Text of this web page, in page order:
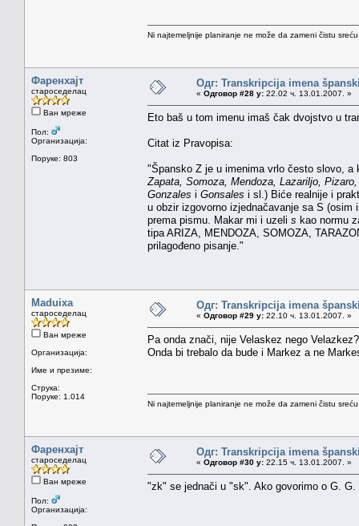
Ni najtemeljnije planiranje ne može da zameni čistu
Фаренхајт
староседелац
Ван мреже
Пол:
Организација:
Поруке: 803
Одг: Transkripcija imena
« Одговор #28 у: 22.02 ч. 13.01.2007. »
Eto baš u tom imenu imaš čak dvojstvo u
Citat iz Pravopisa:
"Špansko Z je u imenima vrlo često slovo,
Zapata, Somoza, Mendoza, Lazariljo,
Gonzales i Gonsales i sl.) Biće realnije i
u obzir izgovorno izjednačavanje sa S
prema pismu. Makar mi i uzeli s kao normu
tipa ARIZA, MENDOZA, SOMOZA,
prilagođeno pisanje."
Maduixa
староседелац
Ван мреже
Организација:
Име и презиме:
Струка:
Поруке: 1.014
Одг: Transkripcija imena
« Одговор #29 у: 22.10 ч. 13.01.2007. »
Pa onda znači, nije Velaskez nego Velazkez?
Onda bi trebalo da bude i Markez a ne
Ni najtemeljnije planiranje ne može da zameni čistu
Фаренхајт
староседелац
Ван мреже
Пол:
Организација:
Одг: Transkripcija imena
« Одговор #30 у: 22.15 ч. 13.01.2007. »
"zk" se jednači u "sk". Ako govorimo o G.